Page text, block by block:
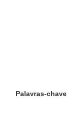
Palavras-chave